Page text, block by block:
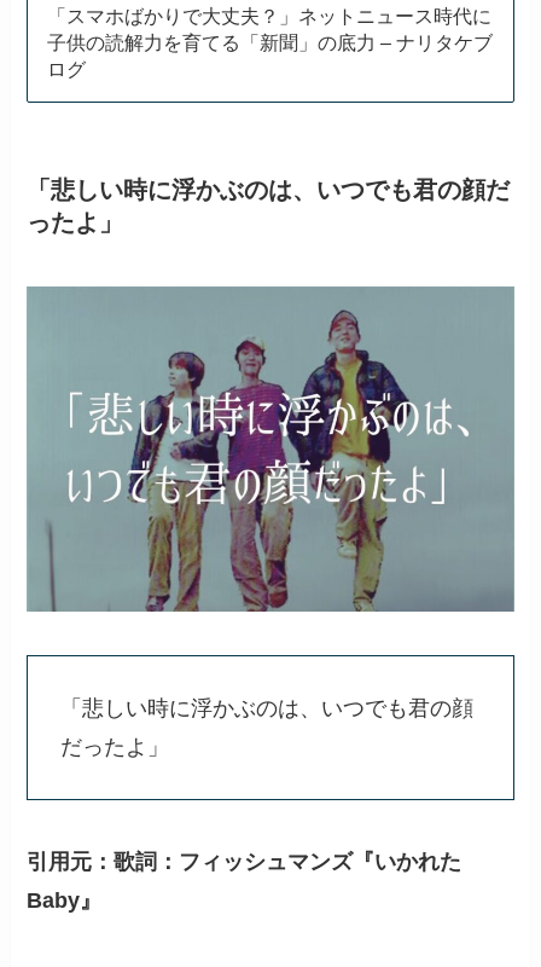
「スマホばかりで大丈夫？」ネットニュース時代に
子供の読解力を育てる「新聞」の底力 – ナリタケブ
ログ
「悲しい時に浮かぶのは、いつでも君の顔だ
ったよ」
「悲しい時に浮かぶのは、いつでも君の顔
だったよ」
引用元：歌詞：フィッシュマンズ『いかれた
Baby』